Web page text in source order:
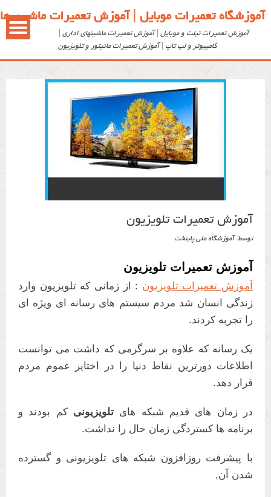
آموزشگاه تعمیرات موبایل | آموزش تعمیرات ماشین
آموزش تعمیرات تبلت و موبایل | آموزش تعمیرات ماشینهای اداری |
کامپیوتر و لپ تاپ | آموزش تعمیرات مانیتور و تلویزیون
آموزش تعمیرات تلویزیون
توسط: ‪آموزشگاه ملی پایتخت
آموزش تعمیرات تلویزیون
آموزش تعمیرات تلویزیون : از زمانی که تلویزیون وارد
زندگی انسان شد مردم سیستم های رسانه ای ویژه ای
را تجربه کردند.
یک رسانه که علاوه بر سرگرمی که داشت می توانست
اطلاعات دورترین نقاط دنیا را در اختایر عموم مردم
قرار دهد.
در زمان های قدیم شبکه های تلویزیونی کم بودند و
برنامه ها کستردگی زمان حال را نداشت.
با پیشرفت روزافزون شبکه های تلویزیونی و گسترده
شدن آن,